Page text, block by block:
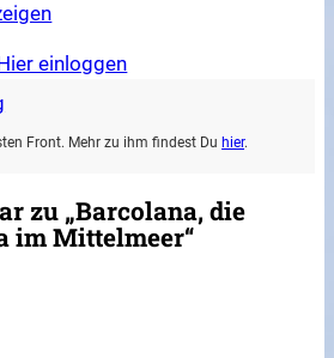
einloggen
Front. Mehr zu ihm findest Du hier.
zu „Barcolana, die
im Mittelmeer“